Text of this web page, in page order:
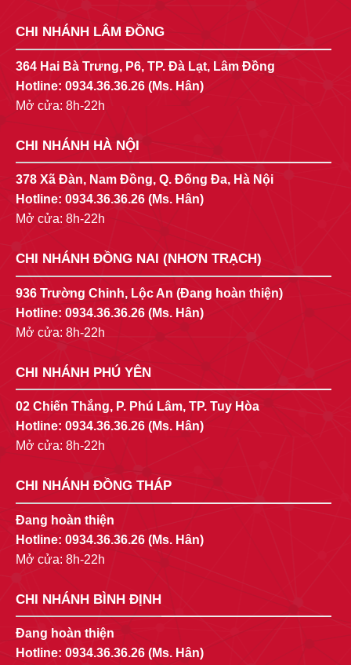
CHI NHÁNH LÂM ĐỒNG
364 Hai Bà Trưng, P6, TP. Đà Lạt, Lâm Đồng
Hotline: 0934.36.36.26 (Ms. Hân)
Mở cửa: 8h-22h
CHI NHÁNH HÀ NỘI
378 Xã Đàn, Nam Đồng, Q. Đống Đa, Hà Nội
Hotline: 0934.36.36.26 (Ms. Hân)
Mở cửa: 8h-22h
CHI NHÁNH ĐỒNG NAI (NHƠN TRẠCH)
936 Trường Chinh, Lộc An (Đang hoàn thiện)
Hotline: 0934.36.36.26 (Ms. Hân)
Mở cửa: 8h-22h
CHI NHÁNH PHÚ YÊN
02 Chiến Thắng, P. Phú Lâm, TP. Tuy Hòa
Hotline: 0934.36.36.26 (Ms. Hân)
Mở cửa: 8h-22h
CHI NHÁNH ĐỒNG THÁP
Đang hoàn thiện
Hotline: 0934.36.36.26 (Ms. Hân)
Mở cửa: 8h-22h
CHI NHÁNH BÌNH ĐỊNH
Đang hoàn thiện
Hotline: 0934.36.36.26 (Ms. Hân)